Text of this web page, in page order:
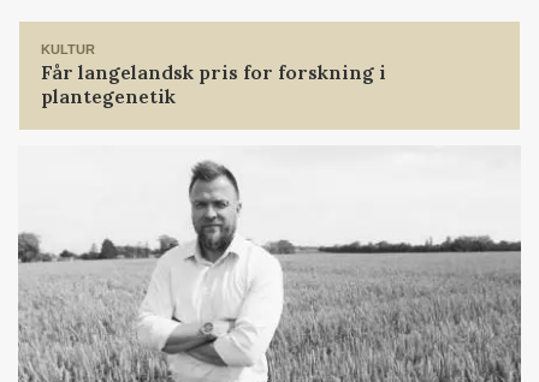
KULTUR
Får langelandsk pris for forskning i
plantegenetik